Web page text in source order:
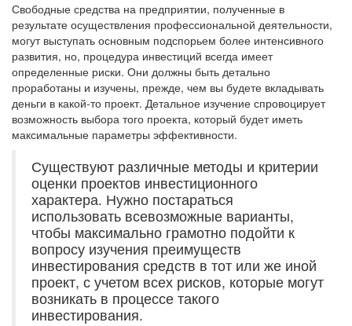
Свободные средства на предприятии, полученные в
результате осуществления профессиональной деятельности,
могут выступать основным подспорьем более интенсивного
развития, но, процедура инвестиций всегда имеет
определенные риски. Они должны быть детально
проработаны и изучены, прежде, чем вы будете вкладывать
деньги в какой-то проект. Детальное изучение спровоцирует
возможность выбора того проекта, который будет иметь
максимальные параметры эффективности.
Существуют различные методы и критерии
оценки проектов инвестиционного
характера. Нужно постараться
использовать всевозможные варианты,
чтобы максимально грамотно подойти к
вопросу изучения преимуществ
инвестирования средств в тот или же иной
проект, с учетом всех рисков, которые могут
возникать в процессе такого
инвестирования.